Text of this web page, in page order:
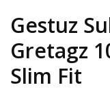
Gestuz
Gretagz
Slim Fit